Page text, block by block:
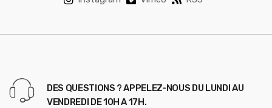
DES QUESTIONS ? APPELEZ-NOUS DU LUNDI AU
VENDREDI DE 10H A 17H.